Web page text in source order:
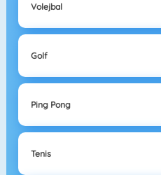
Volejbal
Golf
Ping Pong
Tenis